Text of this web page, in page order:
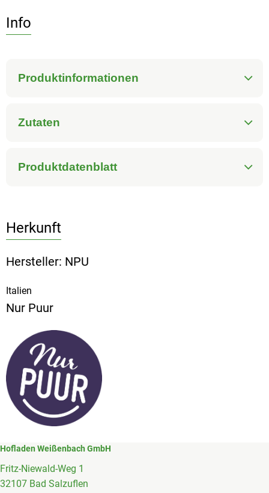
Info
Produktinformationen
Zutaten
Produktdatenblatt
Herkunft
Hersteller: NPU
Italien
Nur Puur
Hofladen Weißenbach GmbH
Fritz-Niewald-Weg 1
32107 Bad Salzuflen